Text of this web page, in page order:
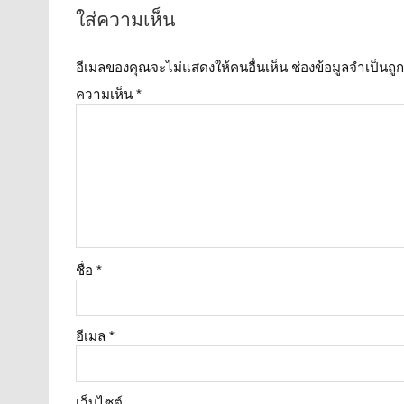
ใส่ความเห็น
อีเมลของคุณจะไม่แสดงให้คนอื่นเห็น ช่องข้อมูลจำเป็นถู
ความเห็น*
ชื่อ*
อีเมล*